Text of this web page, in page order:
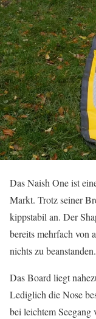
Das Naish One ist
Markt. Trotz seiner
kippstabil an. Der
bereits mehrfach von
nichts zu beanstanden.
Das Board liegt
Lediglich die Nose
bei leichtem Seegang